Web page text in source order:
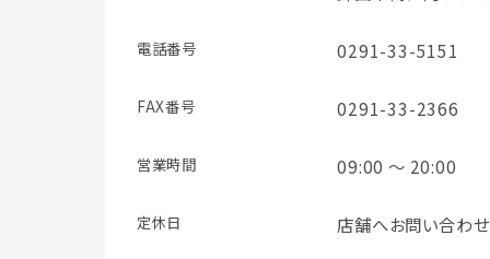
電話番号 0291-33-5151
FAX番号 0291-33-2366
営業時間 09:00 ～ 20:00
定休日 店舗へお問い合わせ